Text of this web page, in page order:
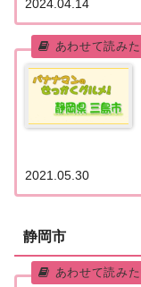
2024.04.14
2021.05.30
静岡市